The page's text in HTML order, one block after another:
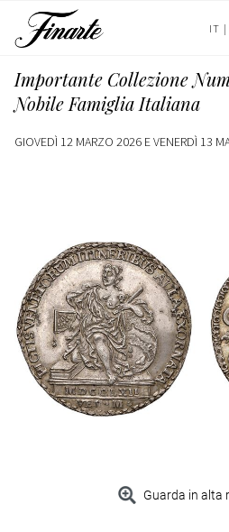
IT |
Importante Collezione
Nobile Famiglia Italiana
GIOVEDÌ 12 MARZO 2026 E VENERDÌ 13
Guarda in alta